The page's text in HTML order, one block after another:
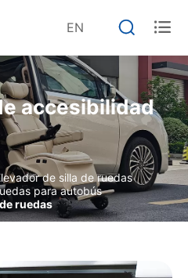
EN  
accesibilidad
de silla de ruedas
para autobús
ruedas